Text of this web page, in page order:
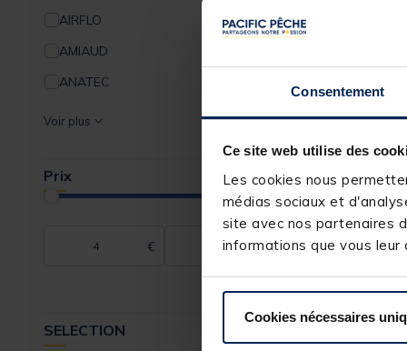
Consentement
Ce site web utilise des
Les cookies nous
médias sociaux et
site avec nos partenaires
informations que vous
Cookies nécessaires
AIRFLO
AMIAUD
ANATEC
AQUAPRODUCTS
ARMOR
ATROPA
Voir plus
Prix
€ €
SELECTION